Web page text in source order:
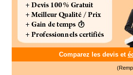
Comparez les devis et